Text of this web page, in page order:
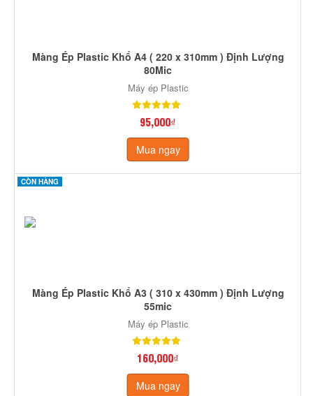
Màng Ép Plastic Khổ A4 ( 220 x 310mm ) Định Lượng
80Mic
Máy ép Plastic
95,000₫
Mua ngay
CÒN HÀNG
Màng Ép Plastic Khổ A3 ( 310 x 430mm ) Định Lượng
55mic
Máy ép Plastic
160,000₫
Mua ngay